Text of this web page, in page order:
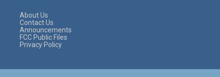
About Us
Contact Us
Announcements
FCC Public Files
Privacy Policy